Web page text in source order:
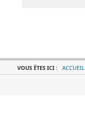
VOUS ÊTES ICI : ACCUEIL